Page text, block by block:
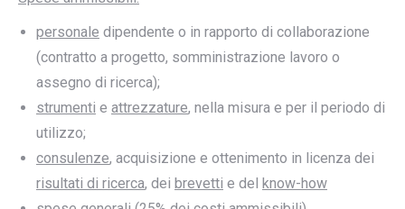
personale dipendente o in rapporto di collaborazione
(contratto a progetto, somministrazione lavoro o
assegno di ricerca);
strumenti e attrezzature, nella misura e per il periodo di
utilizzo;
consulenze, acquisizione e ottenimento in licenza dei
risultati di ricerca, dei brevetti e del know-how